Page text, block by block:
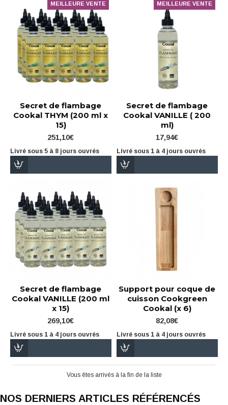
MEILLEURE VENTE
Secret de flambage
Cookal THYM (200 ml x
15)
251,10€
Livré sous 5 à 8 jours ouvrés
MEILLEURE VENTE
Secret de flambage
Cookal VANILLE ( 200
ml)
17,94€
Livré sous 1 à 4 jours ouvrés
Secret de flambage
Cookal VANILLE (200 ml
x 15)
269,10€
Livré sous 1 à 4 jours ouvrés
Support pour coque de
cuisson Cookgreen
Cookal (x 6)
82,08€
Livré sous 1 à 4 jours ouvrés
Vous êtes arrivés à la fin de la liste
NOS DERNIERS ARTICLES RÉFÉRENCÉS